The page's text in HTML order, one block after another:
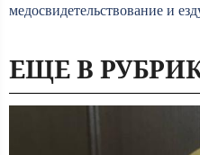
медосвидетельствование и
ЕЩЕ В